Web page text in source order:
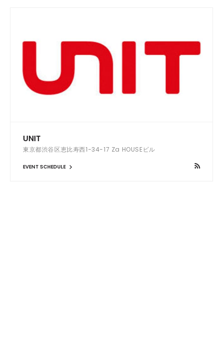
UNIT
東京都渋谷区恵比寿西1-34-17 Za HOUSEビル
EVENT SCHEDULE